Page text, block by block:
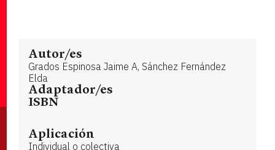
Autor/es
Grados Espinosa Jaime A, Sánchez Fernández
Elda
Adaptador/es
ISBN
Aplicación
Individual o colectiva